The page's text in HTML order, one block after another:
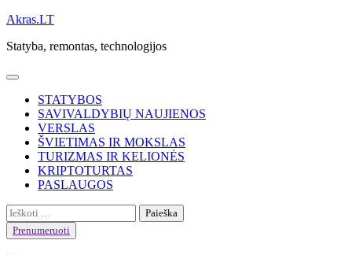
Skip
content
Akras.LT
Statyba, remontas, technologijos
STATYBOS
SAVIVALDYBIŲ NAUJIENOS
VERSLAS
ŠVIETIMAS IR MOKSLAS
TURIZMAS IR KELIONĖS
KRIPTOTURTAS
PASLAUGOS
Ieškoti:
Prenumeruoti